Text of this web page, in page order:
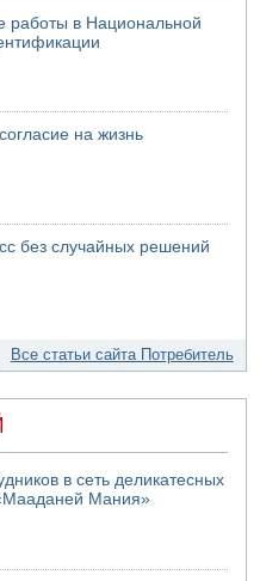
работы в Национальной
на жизнь
без случайных решений
Все статьи сайта Потребитель
в сеть деликатесных
Мания»